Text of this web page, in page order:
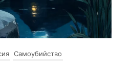
Самоубийство